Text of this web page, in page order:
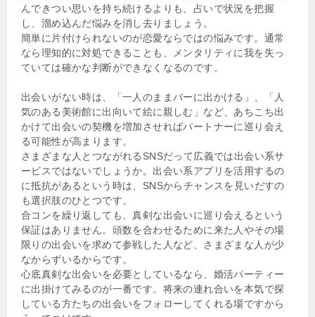
んできつい思いを持ち続けるよりも、占いで状況を把握
し、溜め込んだ悩みを消し去りましょう。
簡単に片付けられないのが恋愛ならではの悩みです。通常
なら理知的に対処できることも、メンタリティに我を失っ
ていては確かな判断ができなくなるのです。
出会いがない時は、「一人のままバーに出かける」、「人
気のある美術館に出向いて絵に親しむ」など、あちこち出
かけて出会いの契機を増加させればパートナーに巡り会え
る可能性が高まります。
さまざまな人とつながれるSNSだって広義では出会い系サ
ービスではないでしょうか。出会い系アプリを活用するの
に抵抗があるという時は、SNSからチャンスを見いだすの
も選択肢のひとつです。
合コンを繰り返しても、真剣な出会いに巡り会えるという
保証はありません。頭数を合わせるために来た人やその場
限りの出会いを求めて参戦した人など、さまざまな人が少
なからずいるからです。
心底真剣な出会いを必要としているなら、婚活パーティー
に出掛けてみるのが一番です。将来の連れ合いを本気で探
している方たちの出会いをフォローしてくれる場ですから